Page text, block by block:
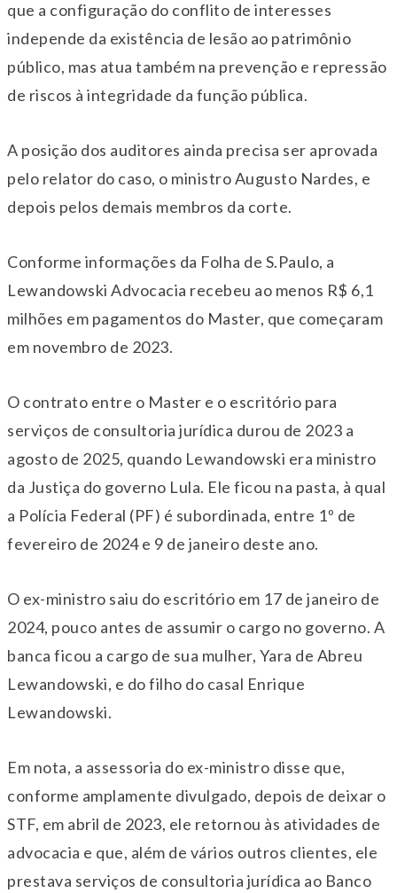
que a configuração do conflito de interesses
independe da existência de lesão ao patrimônio
público, mas atua também na prevenção e repressão
de riscos à integridade da função pública.
A posição dos auditores ainda precisa ser aprovada
pelo relator do caso, o ministro Augusto Nardes, e
depois pelos demais membros da corte.
Conforme informações da Folha de S.Paulo, a
Lewandowski Advocacia recebeu ao menos R$ 6,1
milhões em pagamentos do Master, que começaram
em novembro de 2023.
O contrato entre o Master e o escritório para
serviços de consultoria jurídica durou de 2023 a
agosto de 2025, quando Lewandowski era ministro
da Justiça do governo Lula. Ele ficou na pasta, à qual
a Polícia Federal (PF) é subordinada, entre 1º de
fevereiro de 2024 e 9 de janeiro deste ano.
O ex-ministro saiu do escritório em 17 de janeiro de
2024, pouco antes de assumir o cargo no governo. A
banca ficou a cargo de sua mulher, Yara de Abreu
Lewandowski, e do filho do casal Enrique
Lewandowski.
Em nota, a assessoria do ex-ministro disse que,
conforme amplamente divulgado, depois de deixar o
STF, em abril de 2023, ele retornou às atividades de
advocacia e que, além de vários outros clientes, ele
prestava serviços de consultoria jurídica ao Banco